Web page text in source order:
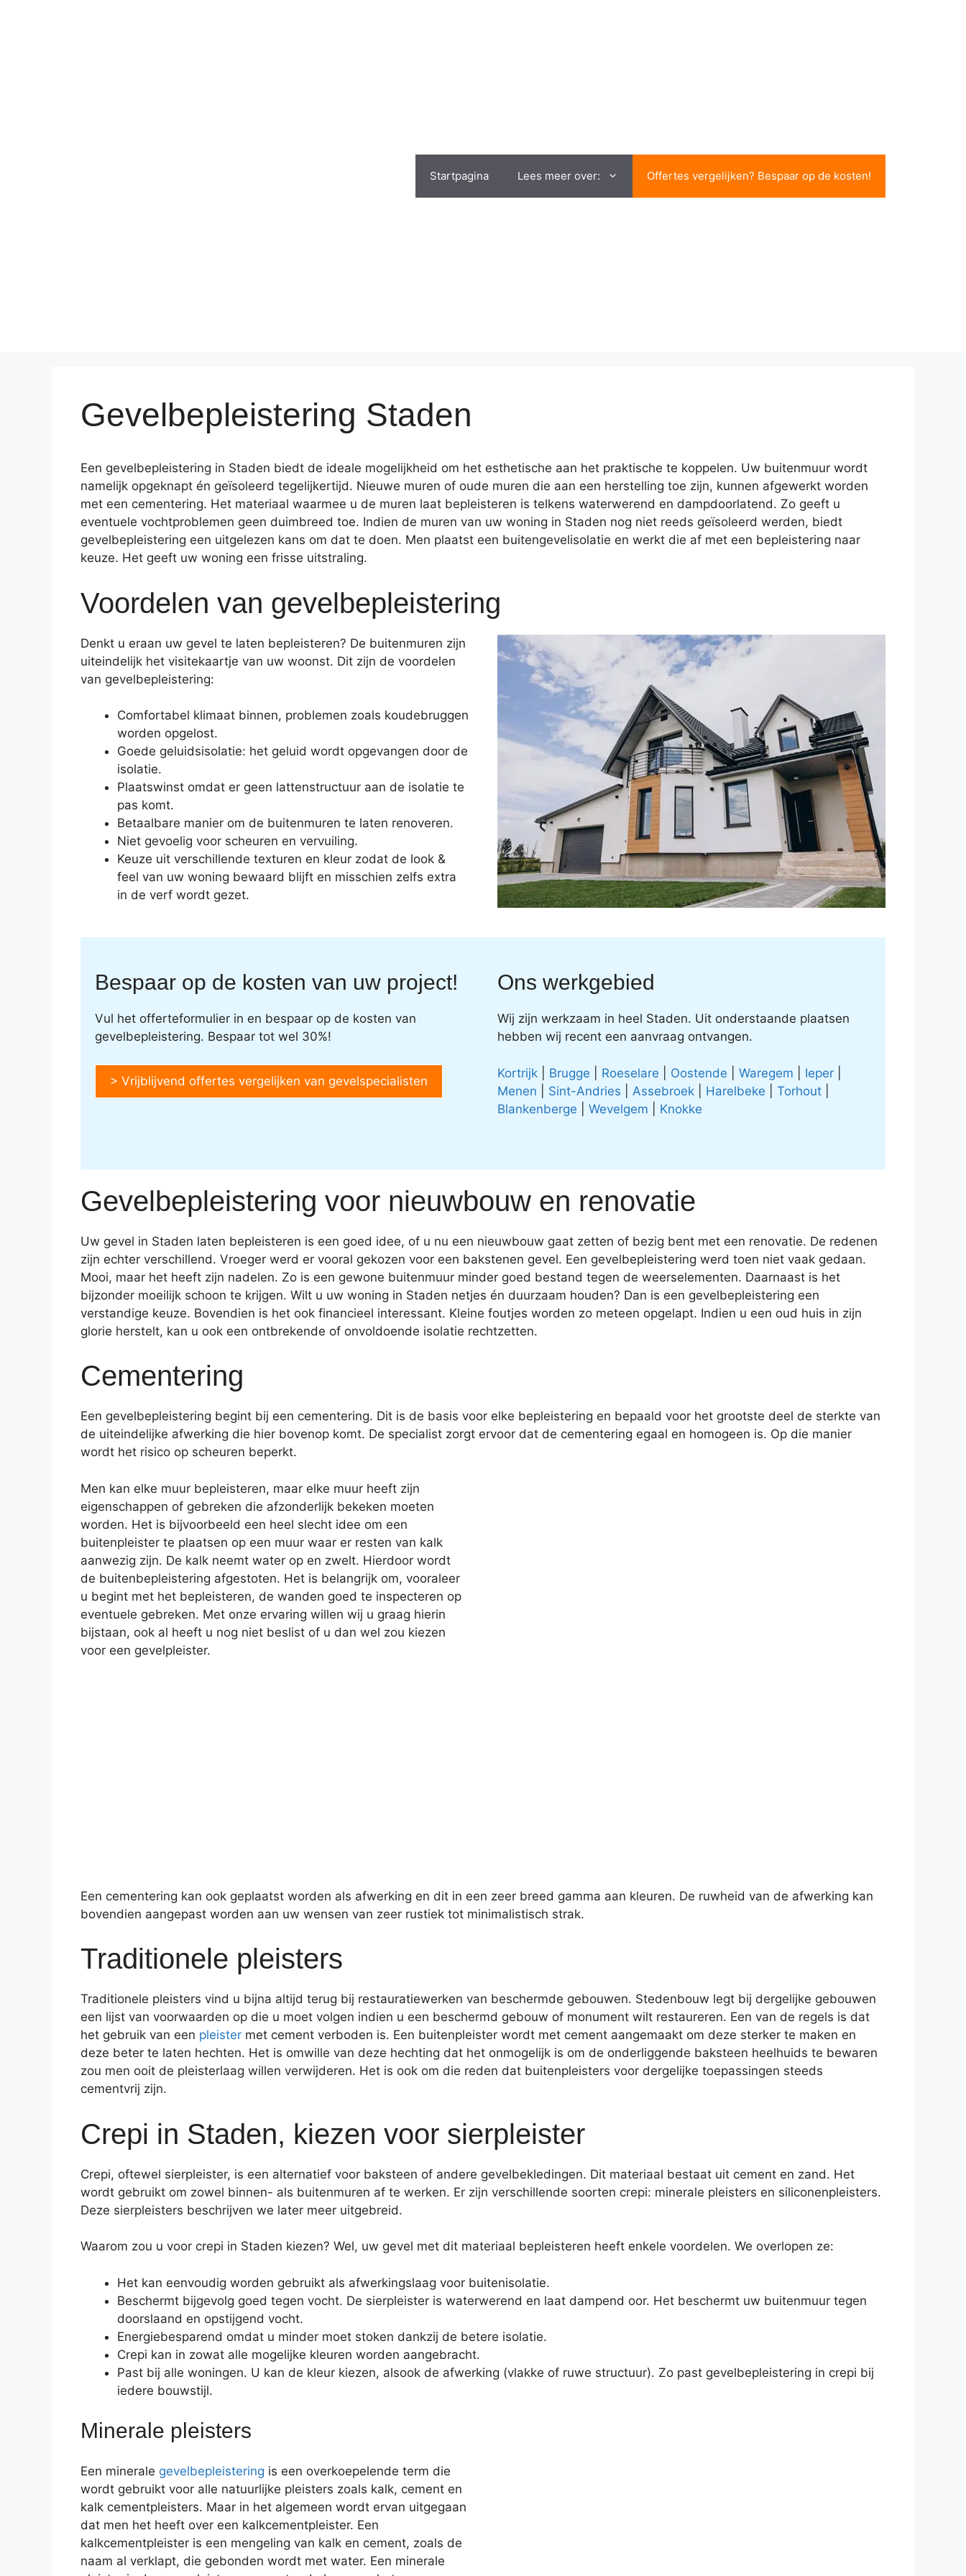
Startpagina Lees meer over: Offertes vergelijken? Bespaar op de kosten!
Gevelbepleistering Staden
Een gevelbepleistering in Staden biedt de ideale mogelijkheid om het esthetische aan het praktische te koppelen. Uw buitenmuur wordt
namelijk opgeknapt én geïsoleerd tegelijkertijd. Nieuwe muren of oude muren die aan een herstelling toe zijn, kunnen afgewerkt worden
met een cementering. Het materiaal waarmee u de muren laat bepleisteren is telkens waterwerend en dampdoorlatend. Zo geeft u
eventuele vochtproblemen geen duimbreed toe. Indien de muren van uw woning in Staden nog niet reeds geïsoleerd werden, biedt
gevelbepleistering een uitgelezen kans om dat te doen. Men plaatst een buitengevelisolatie en werkt die af met een bepleistering naar
keuze. Het geeft uw woning een frisse uitstraling.
Voordelen van gevelbepleistering
Denkt u eraan uw gevel te laten bepleisteren? De buitenmuren zijn
uiteindelijk het visitekaartje van uw woonst. Dit zijn de voordelen
van gevelbepleistering:
Comfortabel klimaat binnen, problemen zoals koudebruggen
worden opgelost.
Goede geluidsisolatie: het geluid wordt opgevangen door de
isolatie.
Plaatswinst omdat er geen lattenstructuur aan de isolatie te
pas komt.
Betaalbare manier om de buitenmuren te laten renoveren.
Niet gevoelig voor scheuren en vervuiling.
Keuze uit verschillende texturen en kleur zodat de look &
feel van uw woning bewaard blijft en misschien zelfs extra
in de verf wordt gezet.
Bespaar op de kosten van uw project!
Vul het offerteformulier in en bespaar op de kosten van
gevelbepleistering. Bespaar tot wel 30%!
> Vrijblijvend offertes vergelijken van gevelspecialisten
Ons werkgebied
Wij zijn werkzaam in heel Staden. Uit onderstaande plaatsen
hebben wij recent een aanvraag ontvangen.
Kortrijk Brugge Roeselare Oostende Waregem Ieper
Menen
Sint-Andries Assebroek Harelbeke Torhout
Blankenberge
Wevelgem Knokke
Gevelbepleistering voor nieuwbouw en renovatie
Uw gevel in Staden laten bepleisteren is een goed idee, of u nu een nieuwbouw gaat zetten of bezig bent met een renovatie. De redenen
zijn echter verschillend. Vroeger werd er vooral gekozen voor een bakstenen gevel. Een gevelbepleistering werd toen niet vaak gedaan.
Mooi, maar het heeft zijn nadelen. Zo is een gewone buitenmuur minder goed bestand tegen de weerselementen. Daarnaast is het
bijzonder moeilijk schoon te krijgen. Wilt u uw woning in Staden netjes én duurzaam houden? Dan is een gevelbepleistering een
verstandige keuze. Bovendien is het ook financieel interessant. Kleine foutjes worden zo meteen opgelapt. Indien u een oud huis in zijn
glorie herstelt, kan u ook een ontbrekende of onvoldoende isolatie rechtzetten.
Cementering
Een gevelbepleistering begint bij een cementering. Dit is de basis voor elke bepleistering en bepaald voor het grootste deel de sterkte van
de uiteindelijke afwerking die hier bovenop komt. De specialist zorgt ervoor dat de cementering egaal en homogeen is. Op die manier
wordt het risico op scheuren beperkt.
Men kan elke muur bepleisteren, maar elke muur heeft zijn
eigenschappen of gebreken die afzonderlijk bekeken moeten
worden. Het is bijvoorbeeld een heel slecht idee om een
buitenpleister te plaatsen op een muur waar er resten van kalk
aanwezig zijn. De kalk neemt water op en zwelt. Hierdoor wordt
de buitenbepleistering afgestoten. Het is belangrijk om, vooraleer
u begint met het bepleisteren, de wanden goed te inspecteren op
eventuele gebreken. Met onze ervaring willen wij u graag hierin
bijstaan, ook al heeft u nog niet beslist of u dan wel zou kiezen
voor een gevelpleister.
Een cementering kan ook geplaatst worden als afwerking en dit in een zeer breed gamma aan kleuren. De ruwheid van de afwerking kan
bovendien aangepast worden aan uw wensen van zeer rustiek tot minimalistisch strak.
Traditionele pleisters
Traditionele pleisters vind u bijna altijd terug bij restauratiewerken van beschermde gebouwen. Stedenbouw legt bij dergelijke gebouwen
een lijst van voorwaarden op die u moet volgen indien u een beschermd gebouw of monument wilt restaureren. Een van de regels is dat
het gebruik van een pleister met cement verboden is. Een buitenpleister wordt met cement aangemaakt om deze sterker te maken en
deze beter te laten hechten. Het is omwille van deze hechting dat het onmogelijk is om de onderliggende baksteen heelhuids te bewaren
zou men ooit de pleisterlaag willen verwijderen. Het is ook om die reden dat buitenpleisters voor dergelijke toepassingen steeds
cementvrij zijn.
Crepi in Staden, kiezen voor sierpleister
Crepi, oftewel sierpleister, is een alternatief voor baksteen of andere gevelbekledingen. Dit materiaal bestaat uit cement en zand. Het
wordt gebruikt om zowel binnen- als buitenmuren af te werken. Er zijn verschillende soorten crepi: minerale pleisters en siliconenpleisters.
Deze sierpleisters beschrijven we later meer uitgebreid.
Waarom zou u voor crepi in Staden kiezen? Wel, uw gevel met dit materiaal bepleisteren heeft enkele voordelen. We overlopen ze:
Het kan eenvoudig worden gebruikt als afwerkingslaag voor buitenisolatie.
Beschermt bijgevolg goed tegen vocht. De sierpleister is waterwerend en laat dampend oor. Het beschermt uw buitenmuur tegen
doorslaand en opstijgend vocht.
Energiebesparend omdat u minder moet stoken dankzij de betere isolatie.
Crepi kan in zowat alle mogelijke kleuren worden aangebracht.
Past bij alle woningen. U kan de kleur kiezen, alsook de afwerking (vlakke of ruwe structuur). Zo past gevelbepleistering in crepi bij
iedere bouwstijl.
Minerale pleisters
Een minerale gevelbepleistering is een overkoepelende term die
wordt gebruikt voor alle natuurlijke pleisters zoals kalk, cement en
kalk cementpleisters. Maar in het algemeen wordt ervan uitgegaan
dat men het heeft over een kalkcementpleister. Een
kalkcementpleister is een mengeling van kalk en cement, zoals de
naam al verklapt, die gebonden wordt met water. Een minerale